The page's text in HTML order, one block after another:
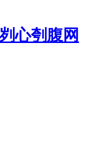
心刳腹网